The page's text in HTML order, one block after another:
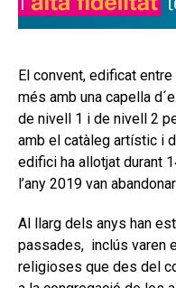
El convent, edificat
més amb una capella
de nivell 1 i de nivell 2
amb el catàleg artístic i
edifici ha allotjat durant
l’any 2019 van
Al llarg dels anys han
passades, inclús varen
religioses que des del